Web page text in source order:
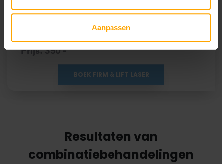
Aanpassen
behandeling kan alleen bij lichte huidtypes (1
& 2 volgens het Fitzpatrick Model).
Prijs: 350 -
BOEK FIRM & LIFT LASER
Resultaten van
combinatiebehandelingen